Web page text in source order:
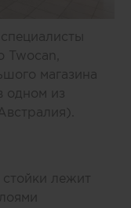
магазина
одном из
лежит